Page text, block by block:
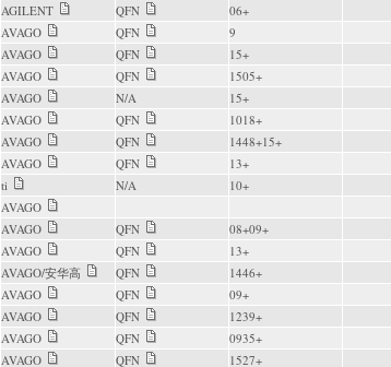
AGILENT QFN 06+
AVAGO QFN 9
AVAGO QFN 15+
AVAGO QFN 1505+
AVAGO N/A 15+
AVAGO QFN 1018+
AVAGO QFN 1448+15+
AVAGO QFN 13+
ti N/A 10+
AVAGO
AVAGO QFN 08+09+
AVAGO QFN 13+
AVAGO/安华高 QFN 1446+
AVAGO QFN 09+
AVAGO QFN 1239+
AVAGO QFN 0935+
AVAGO QFN 1527+